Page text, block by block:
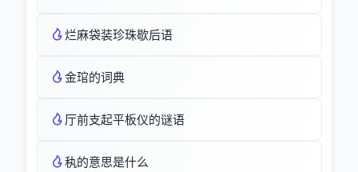
烂麻袋装珍珠歇后语
金琯的词典
厅前支起平板仪的谜语
秇的意思是什么